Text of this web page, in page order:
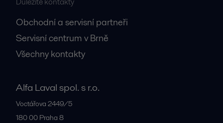
Obchodní a servisní partneři
Servisní centrum v Brně
Všechny kontakty
Alfa Laval spol. s r.o.
Voctářova 2449/5
180 00 Praha 8